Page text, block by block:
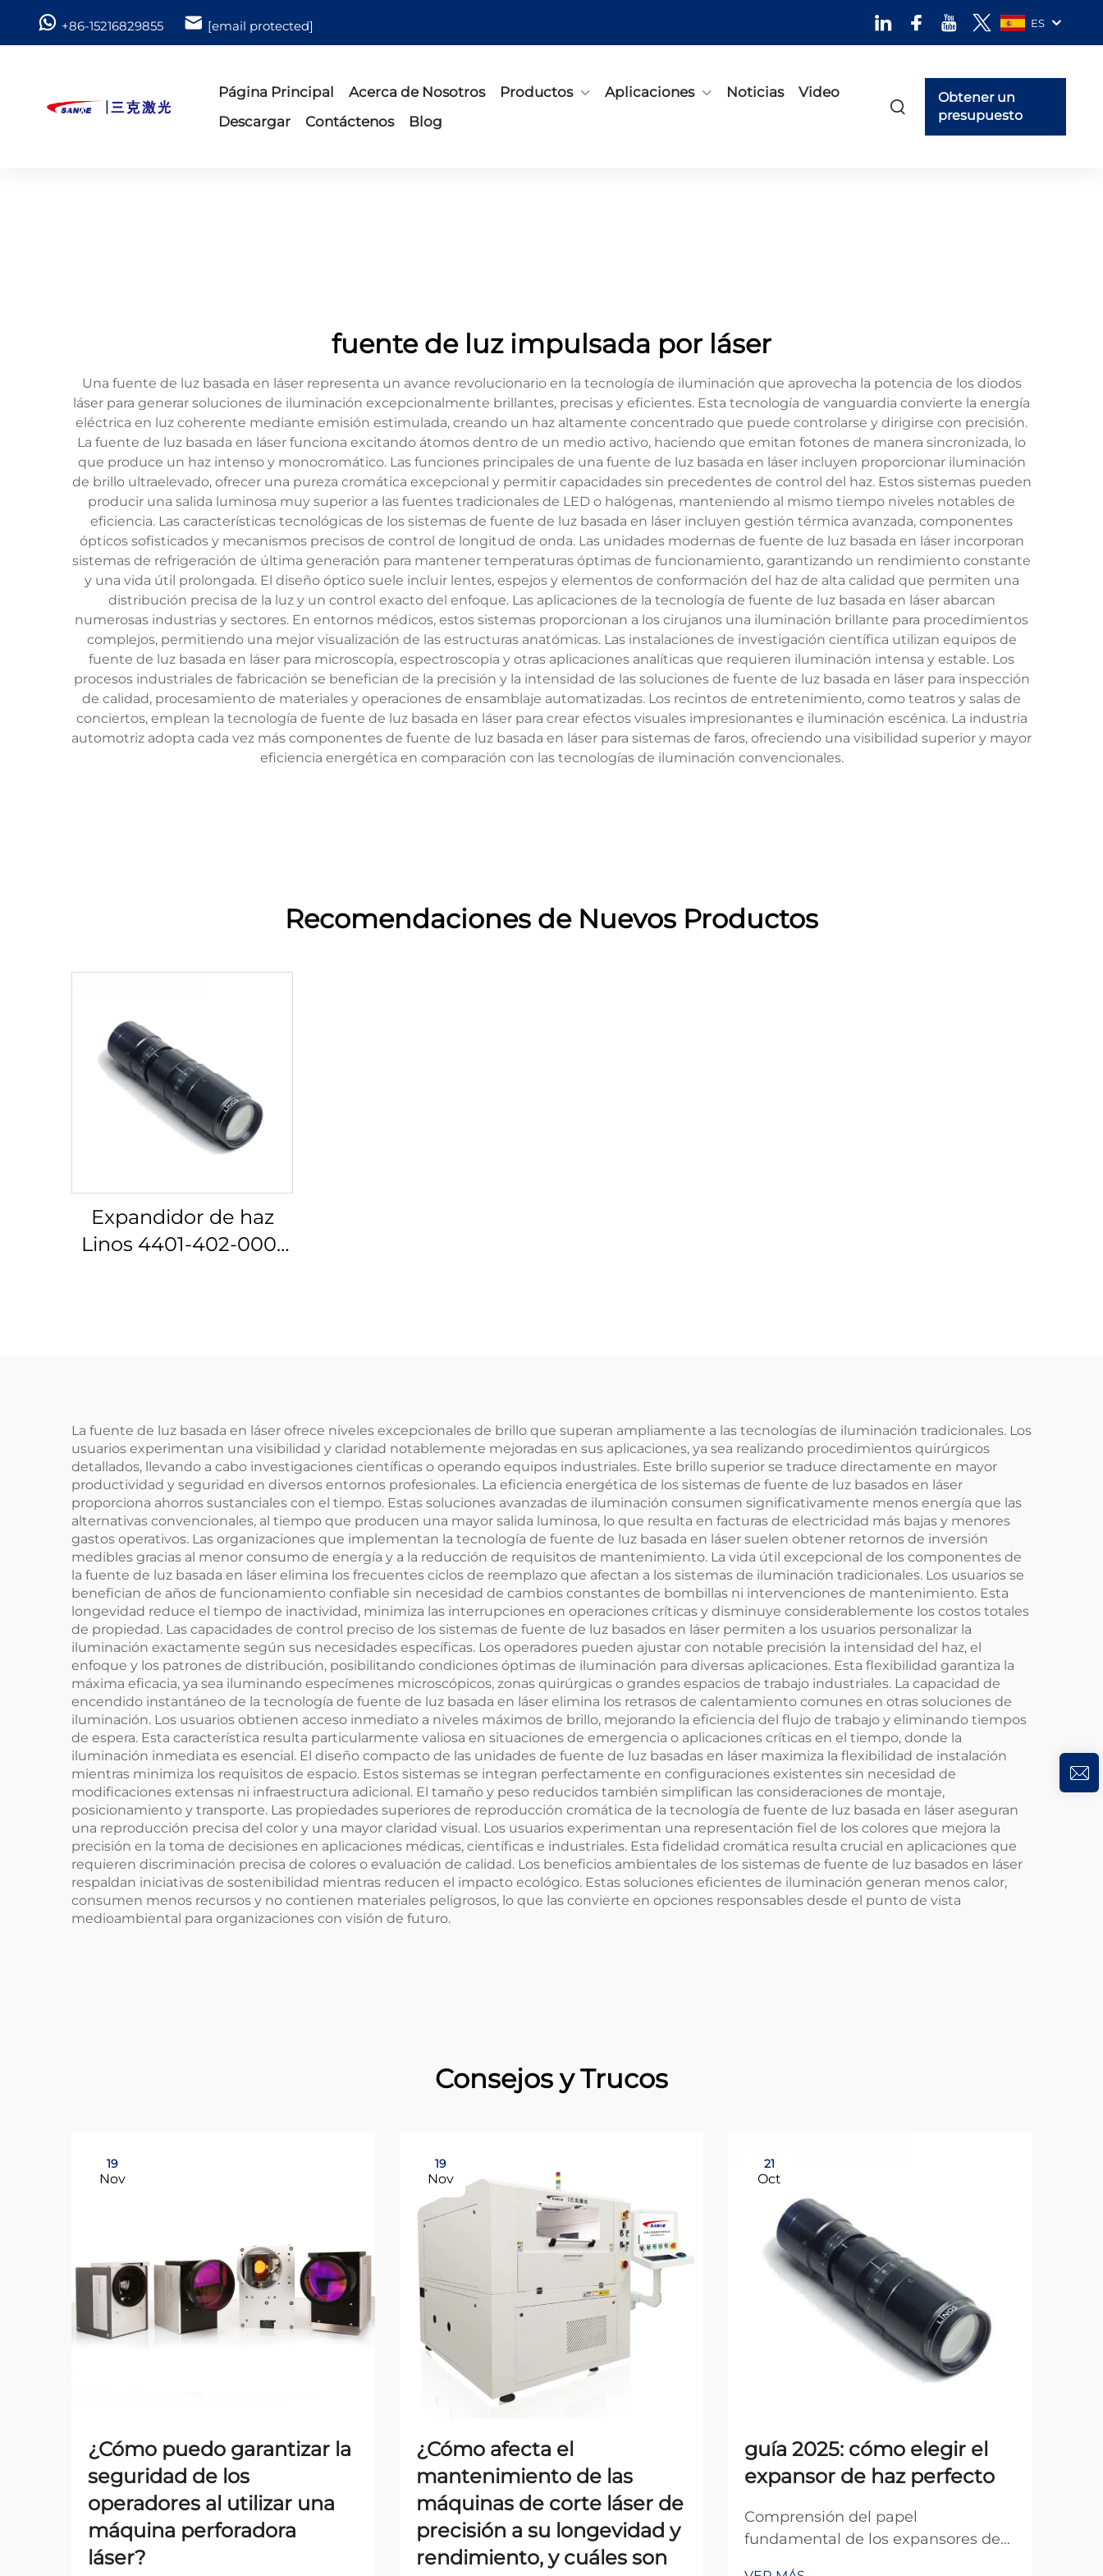
+86-15216829855 [email protected] ES
Página Principal Acerca de Nosotros Productos Aplicaciones Noticias
Video
Descargar
Contáctenos Blog
Obtener un
presupuesto
fuente de luz impulsada por láser
Una fuente de luz basada en láser representa un avance revolucionario en la tecnología de iluminación que aprovecha la potencia de los diodos
láser para generar soluciones de iluminación excepcionalmente brillantes, precisas y eficientes. Esta tecnología de vanguardia convierte la energía
eléctrica en luz coherente mediante emisión estimulada, creando un haz altamente concentrado que puede controlarse y dirigirse con precisión.
La fuente de luz basada en láser funciona excitando átomos dentro de un medio activo, haciendo que emitan fotones de manera sincronizada, lo
que produce un haz intenso y monocromático. Las funciones principales de una fuente de luz basada en láser incluyen proporcionar iluminación
de brillo ultraelevado, ofrecer una pureza cromática excepcional y permitir capacidades sin precedentes de control del haz. Estos sistemas pueden
producir una salida luminosa muy superior a las fuentes tradicionales de LED o halógenas, manteniendo al mismo tiempo niveles notables de
eficiencia. Las características tecnológicas de los sistemas de fuente de luz basada en láser incluyen gestión térmica avanzada, componentes
ópticos sofisticados y mecanismos precisos de control de longitud de onda. Las unidades modernas de fuente de luz basada en láser incorporan
sistemas de refrigeración de última generación para mantener temperaturas óptimas de funcionamiento, garantizando un rendimiento constante
y una vida útil prolongada. El diseño óptico suele incluir lentes, espejos y elementos de conformación del haz de alta calidad que permiten una
distribución precisa de la luz y un control exacto del enfoque. Las aplicaciones de la tecnología de fuente de luz basada en láser abarcan
numerosas industrias y sectores. En entornos médicos, estos sistemas proporcionan a los cirujanos una iluminación brillante para procedimientos
complejos, permitiendo una mejor visualización de las estructuras anatómicas. Las instalaciones de investigación científica utilizan equipos de
fuente de luz basada en láser para microscopía, espectroscopia y otras aplicaciones analíticas que requieren iluminación intensa y estable. Los
procesos industriales de fabricación se benefician de la precisión y la intensidad de las soluciones de fuente de luz basada en láser para inspección
de calidad, procesamiento de materiales y operaciones de ensamblaje automatizadas. Los recintos de entretenimiento, como teatros y salas de
conciertos, emplean la tecnología de fuente de luz basada en láser para crear efectos visuales impresionantes e iluminación escénica. La industria
automotriz adopta cada vez más componentes de fuente de luz basada en láser para sistemas de faros, ofreciendo una visibilidad superior y mayor
eficiencia energética en comparación con las tecnologías de iluminación convencionales.
Recomendaciones de Nuevos Productos
Expandidor de haz
Linos 4401-402-000-
La fuente de luz basada en láser ofrece niveles excepcionales de brillo que superan ampliamente a las tecnologías de iluminación tradicionales. Los
usuarios experimentan una visibilidad y claridad notablemente mejoradas en sus aplicaciones, ya sea realizando procedimientos quirúrgicos
detallados, llevando a cabo investigaciones científicas o operando equipos industriales. Este brillo superior se traduce directamente en mayor
productividad y seguridad en diversos entornos profesionales. La eficiencia energética de los sistemas de fuente de luz basados en láser
proporciona ahorros sustanciales con el tiempo. Estas soluciones avanzadas de iluminación consumen significativamente menos energía que las
alternativas convencionales, al tiempo que producen una mayor salida luminosa, lo que resulta en facturas de electricidad más bajas y menores
gastos operativos. Las organizaciones que implementan la tecnología de fuente de luz basada en láser suelen obtener retornos de inversión
medibles gracias al menor consumo de energía y a la reducción de requisitos de mantenimiento. La vida útil excepcional de los componentes de
la fuente de luz basada en láser elimina los frecuentes ciclos de reemplazo que afectan a los sistemas de iluminación tradicionales. Los usuarios se
benefician de años de funcionamiento confiable sin necesidad de cambios constantes de bombillas ni intervenciones de mantenimiento. Esta
longevidad reduce el tiempo de inactividad, minimiza las interrupciones en operaciones críticas y disminuye considerablemente los costos totales
de propiedad. Las capacidades de control preciso de los sistemas de fuente de luz basados en láser permiten a los usuarios personalizar la
iluminación exactamente según sus necesidades específicas. Los operadores pueden ajustar con notable precisión la intensidad del haz, el
enfoque y los patrones de distribución, posibilitando condiciones óptimas de iluminación para diversas aplicaciones. Esta flexibilidad garantiza la
máxima eficacia, ya sea iluminando especímenes microscópicos, zonas quirúrgicas o grandes espacios de trabajo industriales. La capacidad de
encendido instantáneo de la tecnología de fuente de luz basada en láser elimina los retrasos de calentamiento comunes en otras soluciones de
iluminación. Los usuarios obtienen acceso inmediato a niveles máximos de brillo, mejorando la eficiencia del flujo de trabajo y eliminando tiempos
de espera. Esta característica resulta particularmente valiosa en situaciones de emergencia o aplicaciones críticas en el tiempo, donde la
iluminación inmediata es esencial. El diseño compacto de las unidades de fuente de luz basadas en láser maximiza la flexibilidad de instalación
mientras minimiza los requisitos de espacio. Estos sistemas se integran perfectamente en configuraciones existentes sin necesidad de
modificaciones extensas ni infraestructura adicional. El tamaño y peso reducidos también simplifican las consideraciones de montaje,
posicionamiento y transporte. Las propiedades superiores de reproducción cromática de la tecnología de fuente de luz basada en láser aseguran
una reproducción precisa del color y una mayor claridad visual. Los usuarios experimentan una representación fiel de los colores que mejora la
precisión en la toma de decisiones en aplicaciones médicas, científicas e industriales. Esta fidelidad cromática resulta crucial en aplicaciones que
requieren discriminación precisa de colores o evaluación de calidad. Los beneficios ambientales de los sistemas de fuente de luz basados en láser
respaldan iniciativas de sostenibilidad mientras reducen el impacto ecológico. Estas soluciones eficientes de iluminación generan menos calor,
consumen menos recursos y no contienen materiales peligrosos, lo que las convierte en opciones responsables desde el punto de vista
medioambiental para organizaciones con visión de futuro.
Consejos y Trucos
19
Nov
¿Cómo puedo garantizar la
seguridad de los
operadores al utilizar una
máquina perforadora
láser?
19
Nov
¿Cómo afecta el
mantenimiento de las
máquinas de corte láser de
precisión a su longevidad y
rendimiento, y cuáles son
21
Oct
guía 2025: cómo elegir el
expansor de haz perfecto
Comprensión del papel
fundamental de los expansores de